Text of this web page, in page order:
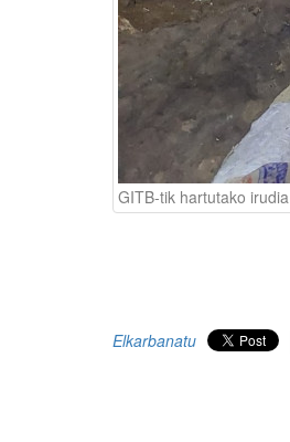
GITB-tik hartutako irudia
Elkarbanatu